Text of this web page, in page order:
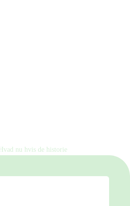
nu hvis de historie